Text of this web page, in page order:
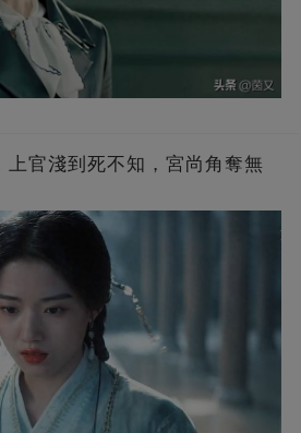
上官淺到死不知，宮尚角奪無